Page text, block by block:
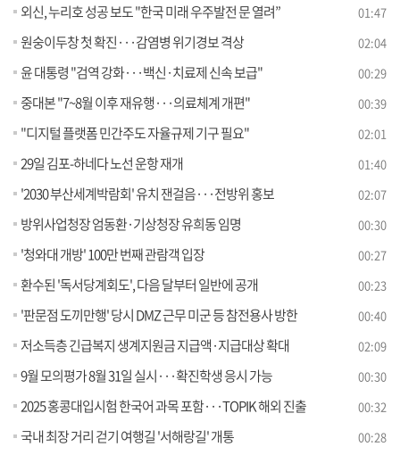
외신, 누리호 성공 보도 "한국 미래 우주발전 문 열려” 01:47
원숭이두창 첫 확진···감염병 위기경보 격상 02:04
윤 대통령 "검역 강화···백신·치료제 신속 보급" 00:29
중대본 "7~8월 이후 재유행···의료체계 개편" 00:39
"디지털 플랫폼 민간주도 자율규제 기구 필요" 02:01
29일 김포-하네다 노선 운항 재개 01:40
'2030 부산세계박람회' 유치 잰걸음···전방위 홍보 02:07
방위사업청장 엄동환·기상청장 유희동 임명 00:30
'청와대 개방' 100만 번째 관람객 입장 00:27
환수된 '독서당계회도', 다음 달부터 일반에 공개 00:23
'판문점 도끼만행' 당시 DMZ 근무 미군 등 참전용사 방한 00:40
저소득층 긴급복지 생계지원금 지급액·지급대상 확대 02:09
9월 모의평가 8월 31일 실시···확진학생 응시 가능 00:30
2025 홍콩대입시험 한국어 과목 포함···TOPIK 해외 진출 00:32
국내 최장 거리 걷기 여행길 '서해랑길' 개통 00:28